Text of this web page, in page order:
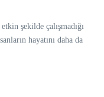
şekilde çalışmadığı
hayatını daha da